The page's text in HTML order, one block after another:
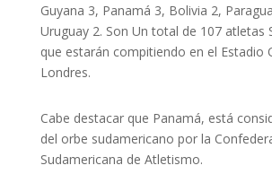
Guyana 3, Panamá 3, Bolivia 2,
Uruguay 2. Son Un total de 107 atletas
que estarán compitiendo en el Estadio
Londres.
Cabe destacar que Panamá, está
del orbe sudamericano por la
Sudamericana de Atletismo.